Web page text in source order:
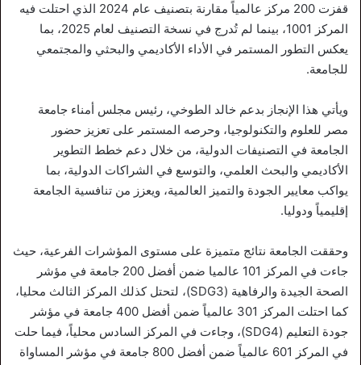
قفزت 200 مركز عالمياً مقارنة بتصنيف عام 2024 الذي احتلت فيه
المركز 1001، بينما لم تُدرج في نسخة التصنيف لعام 2025، بما
يعكس التطور المستمر في الأداء الأكاديمي والبحثي والمجتمعي
للجامعة.
ويأتي هذا الإنجاز بدعم خالد الطوخي، رئيس مجلس أمناء جامعة
مصر للعلوم والتكنولوجيا، وحرصه المستمر على تعزيز حضور
الجامعة في التصنيفات الدولية، من خلال دعم خطط التطوير
الأكاديمي والبحث العلمي، والتوسع في الشراكات الدولية، بما
يواكب معايير الجودة والتميز العالمية، ويعزز من تنافسية الجامعة
إقليمياً ودوليا.
وحققت الجامعة نتائج متميزة على مستوى المؤشرات الفرعية، حيث
جاءت في المركز 101 عالميا ضمن أفضل 200 جامعة في مؤشر
الصحة الجيدة والرفاهية (SDG3)، لتحتل كذلك المركز الثالث محليا،
كما احتلت المركز 301 عالمياً ضمن أفضل 400 جامعة في مؤشر
جودة التعليم (SDG4)، وجاءت في المركز السادس محلياً، فيما حلت
في المركز 601 عالمياً ضمن أفضل 800 جامعة في مؤشر المساواة